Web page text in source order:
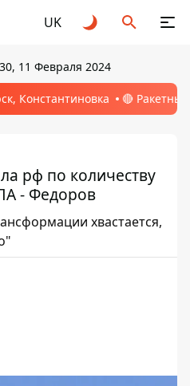
UK
11 Февраля 2024
Константиновка 🔴
рф по количеству
- Федоров
хвастается,